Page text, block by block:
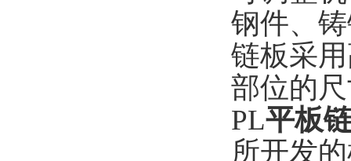
钢件、
链板采
部位的
PL平板
所开发